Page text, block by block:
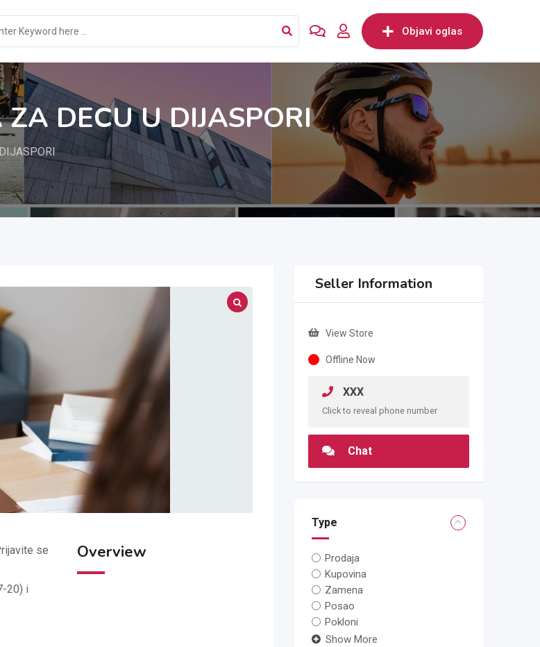
Objavi oglas
ZA DECU U DIJASPORI
se
20) i
Overview
Seller Information
View Store
Offline Now
XXX
Click to reveal phone number
Chat
Type
Prodaja
Kupovina
Zamena
Posao
Pokloni
Show More